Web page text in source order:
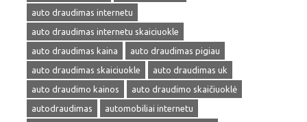
auto draudimas internetu
auto draudimas internetu skaiciuokle
auto draudimas kaina
auto draudimas pigiau
auto draudimas skaiciuokle
auto draudimas uk
auto draudimo kainos
auto draudimo skaičiuoklė
autodraudimas
automobiliai internetu